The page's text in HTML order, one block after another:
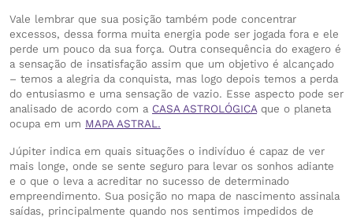
Vale lembrar que sua posição também pode concentrar
excessos, dessa forma muita energia pode ser jogada fora e ele
perde um pouco da sua força. Outra consequência do exagero é
a sensação de insatisfação assim que um objetivo é alcançado
– temos a alegria da conquista, mas logo depois temos a perda
do entusiasmo e uma sensação de vazio. Esse aspecto pode ser
analisado de acordo com a CASA ASTROLÓGICAque o planeta
ocupa em um MAPA ASTRAL.
Júpiter indica em quais situações o indivíduo é capaz de ver
mais longe, onde se sente seguro para levar os sonhos adiante
e o que o leva a acreditar no sucesso de determinado
empreendimento. Sua posição no mapa de nascimento assinala
saídas, principalmente quando nos sentimos impedidos de